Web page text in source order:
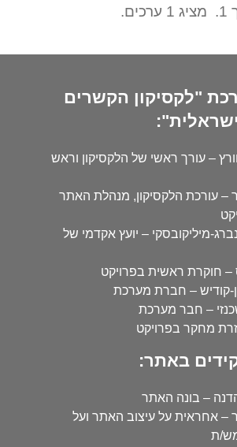
מציג 1 ערכים.
"לקסיקון הקשרים
– עורך ראשי של הלקסיקון וראש
עורכת הלקסיקון, מנהלת האתר
מיליקובסקי – יועץ אקדמי של
חוקרת ראשית בפרויקט
קודיש – חברת מערכת
– חבר מערכת
מחקר בפרויקט
באתר:
– בונה האתר
– אחראית על עיצוב האתר ועל
ת